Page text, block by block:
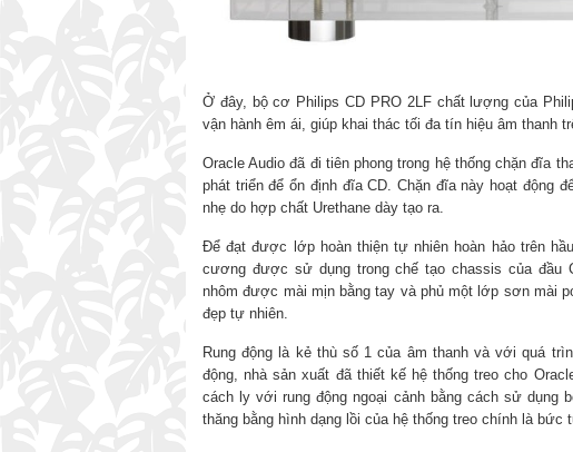
Ở đây, bộ cơ Philips CD PRO 2LF chất lượng của
vận hành êm ái, giúp khai thác tối đa tín hiệu âm thanh
Oracle Audio đã đi tiên phong trong hệ thống chặn đĩa
phát triển để ổn định đĩa CD. Chặn đĩa này hoạt động
nhẹ do hợp chất Urethane dày tạo ra.
Để đạt được lớp hoàn thiện tự nhiên hoàn hảo trên
cương được sử dụng trong chế tạo chassis của đầu
nhôm được mài mịn bằng tay và phủ một lớp sơn mài
đẹp tự nhiên.
Rung động là kẻ thù số 1 của âm thanh và với quá
động, nhà sản xuất đã thiết kế hệ thống treo cho
cách ly với rung động ngoại cảnh bằng cách sử dụng
thăng bằng hình dạng lồi của hệ thống treo chính là